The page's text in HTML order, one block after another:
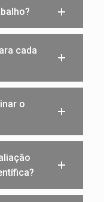
cada
o